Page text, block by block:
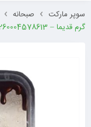
سوپر مارکت صبحانه
گرم قدیما – 6260004578613